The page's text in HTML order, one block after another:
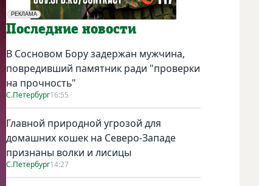
РЕКЛАМА
Социальная реклама
Последние новости
В Сосновом Бору задержан мужчина,
повредивший памятник ради "проверки
на прочность"
С.Петербург16:55
Главной природной угрозой для
домашних кошек на Северо-Западе
признаны волки и лисицы
С.Петербург14:27